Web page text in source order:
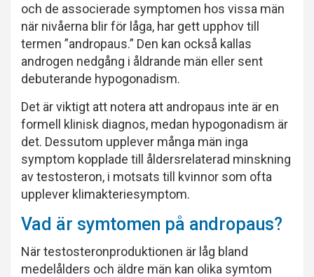
och de associerade symptomen hos vissa män
när nivåerna blir för låga, har gett upphov till
termen ”andropaus.” Den kan också kallas
androgen nedgång i åldrande män eller sent
debuterande hypogonadism.
Det är viktigt att notera att andropaus inte är en
formell klinisk diagnos, medan hypogonadism är
det. Dessutom upplever många män inga
symptom kopplade till åldersrelaterad minskning
av testosteron, i motsats till kvinnor som ofta
upplever klimakteriesymptom.
Vad är symtomen på andropaus?
När testosteronproduktionen är låg bland
medelålders och äldre män kan olika symtom